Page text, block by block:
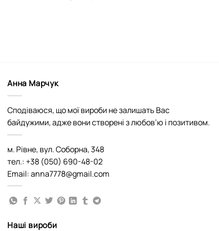
Анна Марчук
Сподіваюся, що мої вироби не залишать Вас
байдужими, адже вони створені з любов’ю і позитивом.
м. Рівне, вул. Соборна, 348
тел.: +38 (050) 690-48-02
Email: anna7778@gmail.com
Наші вироби